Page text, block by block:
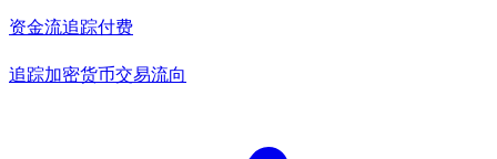
资金流追踪付费
追踪加密货币交易流向